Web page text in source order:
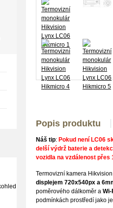
Popis produktu
Náš tip: Pokud není LC06
delší výdrž baterie a
vozidla na vzdálenost přes
Termovizní kamera
displejem 720x540px a
poměrového dálkoměr a Wi-
podmínkách prostředí jako